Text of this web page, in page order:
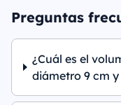
Preguntas
¿Cuál es el
diámetro 9 cm